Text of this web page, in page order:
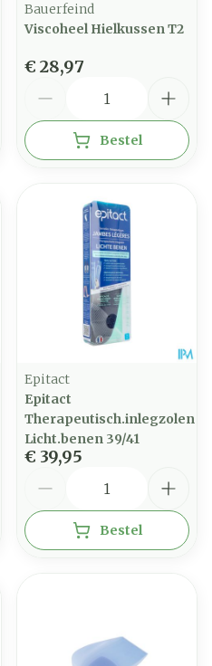
Bauerfeind
Viscoheel Hielkussen T2
€ 28,97
Bestel
Epitact
Epitact
Therapeutisch.inlegzolen
Licht.benen 39/41
€ 39,95
Bestel